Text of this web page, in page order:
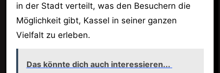
in der Stadt verteilt, was den Besuchern die
Möglichkeit gibt, Kassel in seiner ganzen
Vielfalt zu erleben.
Das könnte dich auch interessieren...